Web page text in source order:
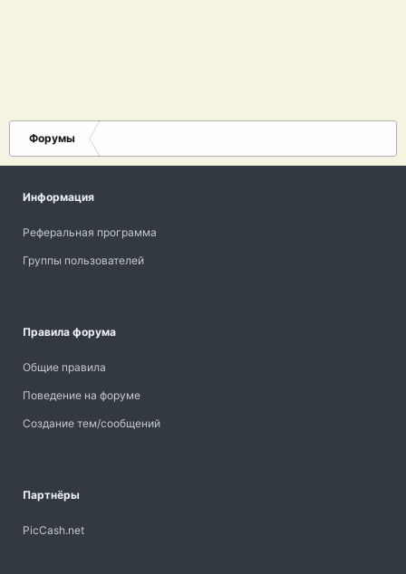
Форумы
Информация
Реферальная программа
Группы пользователей
Правила форума
Общие правила
Поведение на форуме
Создание тем/сообщений
Партнёры
PicCash.net